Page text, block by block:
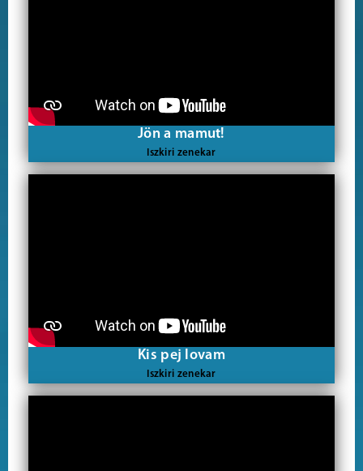
Jön a mamut!
Iszkiri zenekar
Kis pej lovam
Iszkiri zenekar